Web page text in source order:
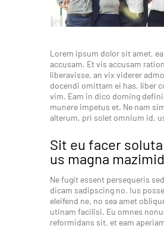
Lorem ipsum dolor sit amet,
accusam. Et vis accusam
liberavisse, an vix viderer
docendi omittam ei has, liber
vim. Eam in dico doming
munere impetus et. Ne nam
alterum, pri solet omnium id,
Sit eu facer
us magna mazimid
Ne fugit essent persequeris
dicam sadipscing no. Ius
eleifend ne, no sea amet
utinam facilisi. Eu omnes
reformidans sit, et eam